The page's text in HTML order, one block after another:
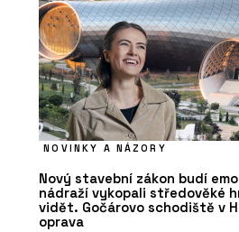
NOVINKY A NÁZORY
Nový stavební zákon budí
nádraží vykopali středověké
vidět. Gočárovo schodiště v
oprava